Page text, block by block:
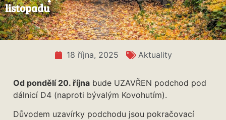
listopadu
18 října, 2025 Aktuality
Od pondělí 20. října bude UZAVŘEN podchod pod
dálnicí D4 (naproti bývalým Kovohutím).
Důvodem uzavírky podchodu jsou pokračovací